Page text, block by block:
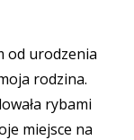
od urodzenia
rodzina.
rybami
miejsce na